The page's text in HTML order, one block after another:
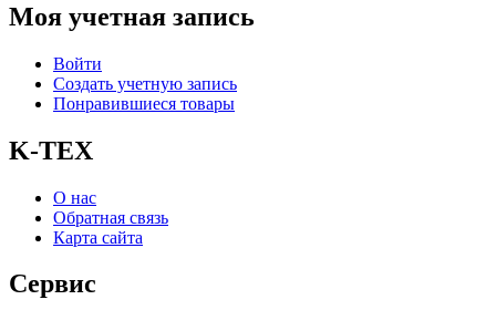
Моя учетная запись
Войти
Создать учетную запись
Понравившиеся товары
K-TEX
О нас
Обратная связь
Карта сайта
Сервис